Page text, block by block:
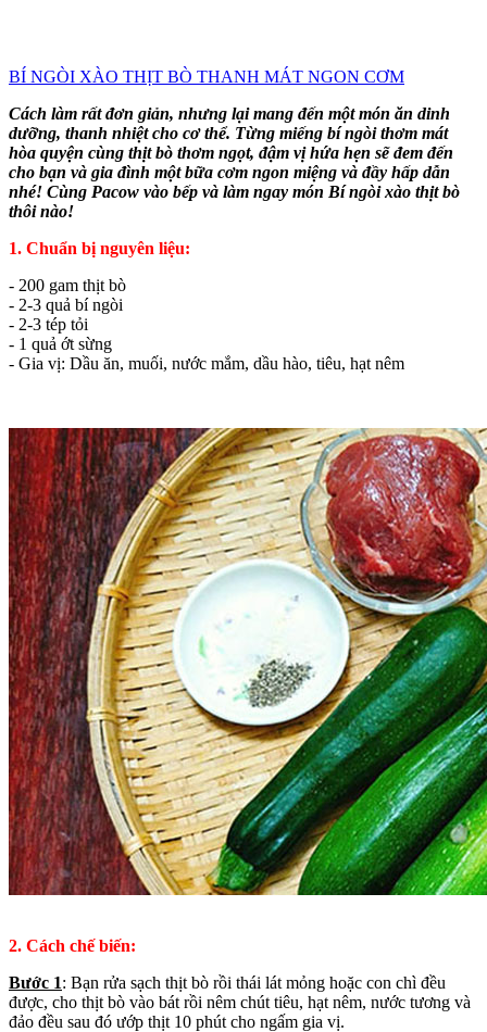
BÍ NGÒI XÀO THỊT BÒ THANH MÁT NGON CƠM
Cách làm rất đơn giản, nhưng lại mang đến một món ăn dinh
dưỡng, thanh nhiệt cho cơ thể. Từng miếng bí ngòi thơm mát
hòa quyện cùng thịt bò thơm ngọt, đậm vị hứa hẹn sẽ đem đến
cho bạn và gia đình một bữa cơm ngon miệng và đầy hấp dẫn
nhé! Cùng Pacow vào bếp và làm ngay món Bí ngòi xào thịt bò
thôi nào!
1. Chuẩn bị nguyên liệu:
- 200 gam thịt bò
- 2-3 quả bí ngòi
- 2-3 tép tỏi
- 1 quả ớt sừng
- Gia vị: Dầu ăn, muối, nước mắm, dầu hào, tiêu, hạt nêm
2. Cách chế biến:
Bước 1: Bạn rửa sạch thịt bò rồi thái lát mỏng hoặc con chì đều
được, cho thịt bò vào bát rồi nêm chút tiêu, hạt nêm, nước tương và
đảo đều sau đó ướp thịt 10 phút cho ngấm gia vị.